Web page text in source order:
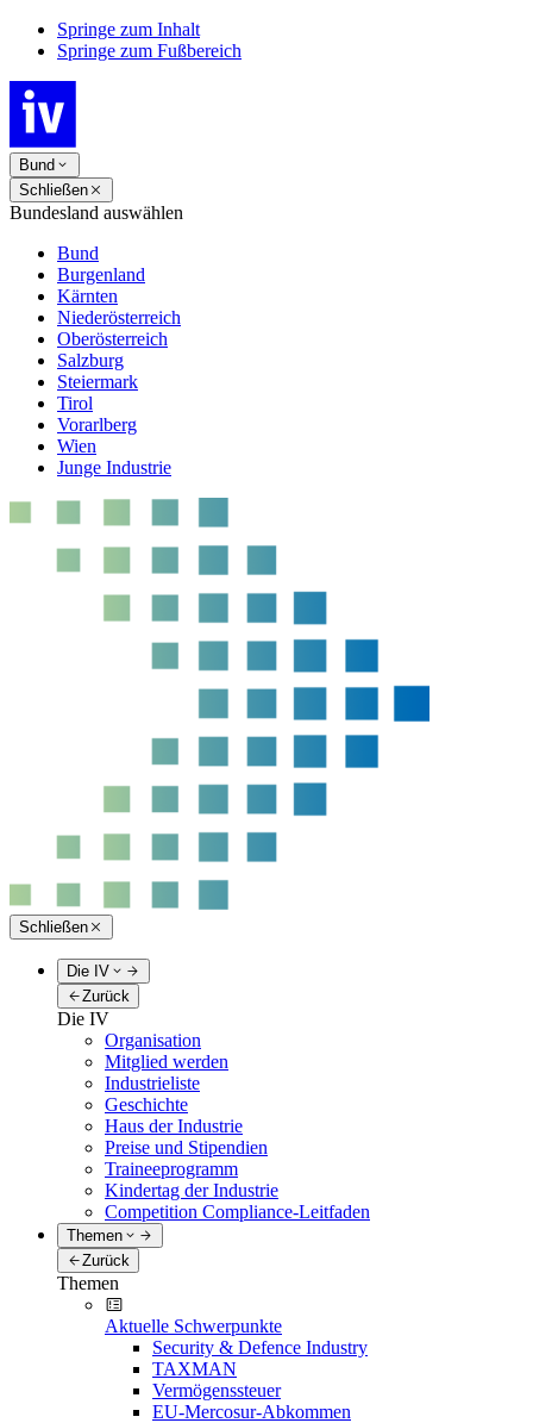
Springe zum Inhalt
Springe zum Fußbereich
Bund
Schließen
Bundesland auswählen
Bund
Burgenland
Kärnten
Niederösterreich
Oberösterreich
Salzburg
Steiermark
Tirol
Vorarlberg
Wien
Junge Industrie
Schließen
Die IV
Zurück
Die IV
Organisation
Mitglied werden
Industrieliste
Geschichte
Haus der Industrie
Preise und Stipendien
Traineeprogramm
Kindertag der Industrie
Competition Compliance-Leitfaden
Themen
Zurück
Themen
Aktuelle Schwerpunkte
Security & Defence Industry
TAXMAN
Vermögenssteuer
EU-Mercosur-Abkommen